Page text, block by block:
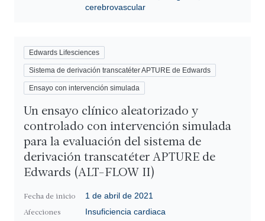
cerebrovascular
Edwards Lifesciences
Sistema de derivación transcatéter APTURE de Edwards
Ensayo con intervención simulada
Un ensayo clínico aleatorizado y
controlado con intervención simulada
para la evaluación del sistema de
derivación transcatéter APTURE de
Edwards (ALT-FLOW II)
Fecha de inicio 1 de abril de 2021
Afecciones Insuficiencia cardiaca